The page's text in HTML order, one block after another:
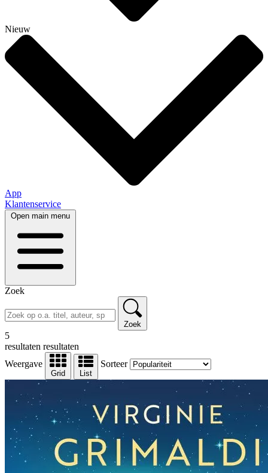
Nieuw
App
Klantenservice
Open main menu
Zoek
Zoek
5
resultaten resultaten
Weergave
Grid List
Sorteer